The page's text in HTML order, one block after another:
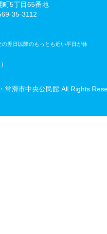
5丁目65番地
35-3112
の翌日以降のもっとも近い平日が休
常滑市中央公民館 All Rights